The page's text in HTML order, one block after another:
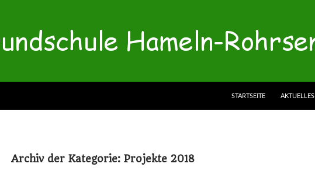
STARTSEITE AKTUELLES
Archiv der Kategorie: Projekte 2018